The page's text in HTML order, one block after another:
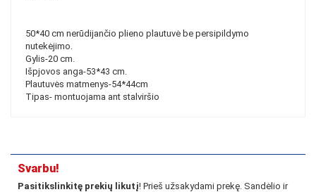
50*40 cm nerūdijančio plieno plautuvė be persipildymo
nutekėjimo.
Gylis-20 cm.
Išpjovos anga-53*43 cm.
Plautuvės matmenys-54*44cm
Tipas- montuojama ant stalviršio
Svarbu!
Pasitikslinkitę prekių likutį! Prieš užsakydami prekę. Sandėlio ir